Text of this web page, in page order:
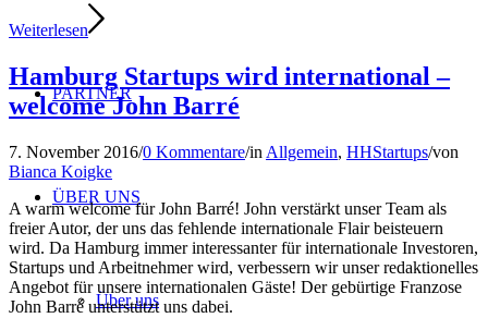
PARTNER
ÜBER UNS
Über uns
Weiterlesen
Hamburg Startups wird international –
welcome John Barré
7. November 2016/0 Kommentare/in Allgemein, HHStartups/von
Bianca Koigke
A warm welcome für John Barré! John verstärkt unser Team als
freier Autor, der uns das fehlende internationale Flair beisteuern
wird. Da Hamburg immer interessanter für internationale Investoren,
Startups und Arbeitnehmer wird, verbessern wir unser redaktionelles
Angebot für unsere internationalen Gäste! Der gebürtige Franzose
John Barré unterstützt uns dabei.